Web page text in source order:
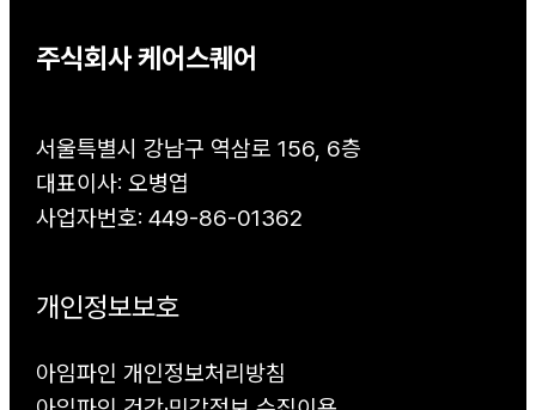
주식회사 케어스퀘어
서울특별시 강남구 역삼로 156, 6층
대표이사: 오병엽
사업자번호: 449-86-01362
개인정보보호
아임파인 개인정보처리방침